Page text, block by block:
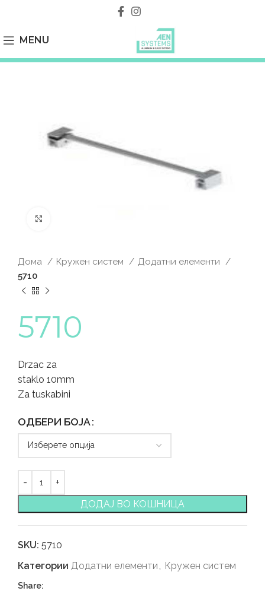
MENU
Дома Кружен систем
Додатни елементи
5710
5710
Drzac za
staklo 10mm
Za tuskabini
ОДБЕРИ БОЈА
ДОДАЈ ВО КОШНИЦА
SKU: 5710
Категории Додатни елементи Кружен систем
Share: